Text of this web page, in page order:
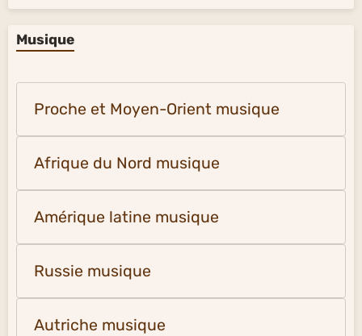
Musique
Proche et Moyen-Orient musique
Afrique du Nord musique
Amérique latine musique
Russie musique
Autriche musique